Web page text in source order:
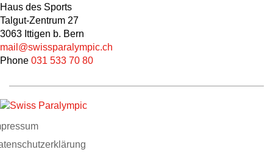
Haus des Sports
Talgut-Zentrum 27
3063 Ittigen b. Bern
mail@swissparalympic.ch
Phone 031 533 70 80